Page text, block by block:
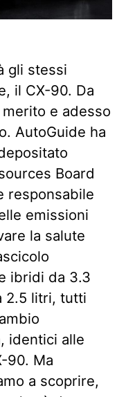
gli stessi
il CX-90. Da
e adesso
AutoGuide ha
Board
responsabile
emissioni
la salute
ibridi da 3.3
2.5 litri, tutti
identici alle
90. Ma
a scoprire,